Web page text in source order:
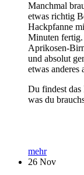
Manchmal
etwas richtig
Hackpfanne
Minuten
Aprikosen-
und absolut
etwas anderes
Du findest
was du
mehr
26 Nov